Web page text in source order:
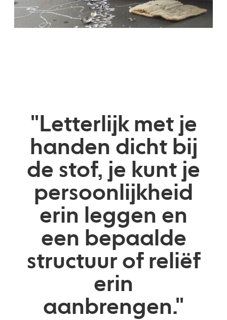
"Letterlijk met je
handen dicht bij
de stof, je kunt je
persoonlijkheid
erin leggen en
een bepaalde
structuur of reliëf
erin
aanbrengen."